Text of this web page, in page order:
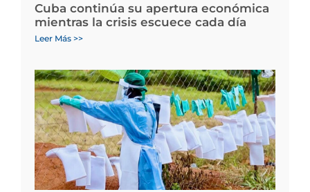
Cuba continúa su apertura económica
mientras la crisis escuece cada día
Leer Más >>